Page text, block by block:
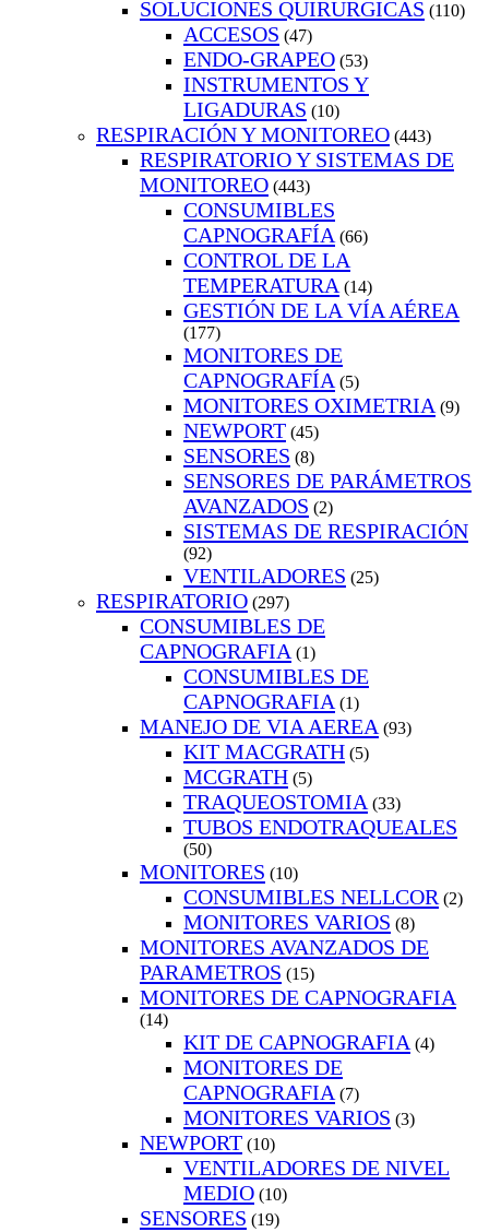
SOLUCIONES QUIRURGICAS (110)
ACCESOS (47)
ENDO-GRAPEO (53)
INSTRUMENTOS Y
LIGADURAS (10)
RESPIRACIÓN Y MONITOREO (443)
RESPIRATORIO Y SISTEMAS DE
MONITOREO (443)
CONSUMIBLES
CAPNOGRAFÍA (66)
CONTROL DE LA
TEMPERATURA (14)
GESTIÓN DE LA VÍA AÉREA
(177)
MONITORES DE
CAPNOGRAFÍA (5)
MONITORES OXIMETRIA (9)
NEWPORT (45)
SENSORES (8)
SENSORES DE PARÁMETROS
AVANZADOS (2)
SISTEMAS DE RESPIRACIÓN
(92)
VENTILADORES (25)
RESPIRATORIO (297)
CONSUMIBLES DE
CAPNOGRAFIA (1)
CONSUMIBLES DE
CAPNOGRAFIA (1)
MANEJO DE VIA AEREA (93)
KIT MACGRATH (5)
MCGRATH (5)
TRAQUEOSTOMIA (33)
TUBOS ENDOTRAQUEALES
(50)
MONITORES (10)
CONSUMIBLES NELLCOR (2)
MONITORES VARIOS (8)
MONITORES AVANZADOS DE
PARAMETROS (15)
MONITORES DE CAPNOGRAFIA
(14)
KIT DE CAPNOGRAFIA (4)
MONITORES DE
CAPNOGRAFIA (7)
MONITORES VARIOS (3)
NEWPORT (10)
VENTILADORES DE NIVEL
MEDIO (10)
SENSORES (19)